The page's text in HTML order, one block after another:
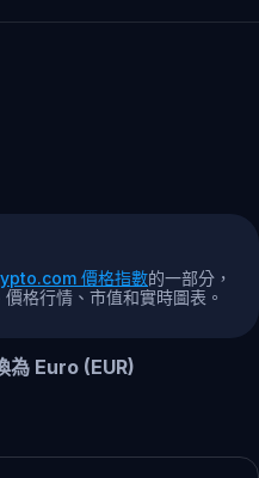
價格指數的一部分，
格行情、市值和實時圖表。
Euro (EUR)